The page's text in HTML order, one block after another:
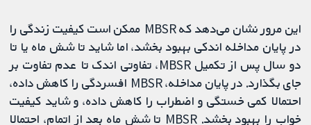
این مرور نشان می‌دهد که MBSR ممکن است کیفیت زندگی را
در پایان مداخله اندکی بهبود بخشد، اما شاید تا شش ماه یا تا
دو سال پس از تکمیل MBSR، تفاوتی اندک تا عدم تفاوت بر
جای بگذارد. در پایان مداخله، MBSR افسردگی را کاهش داده،
احتمالا کمی خستگی و اضطراب را کاهش داده، و شاید کیفیت
خواب را بهبود بخشد. MBSR تا شش ماه بعد از اتمام، احتمالا